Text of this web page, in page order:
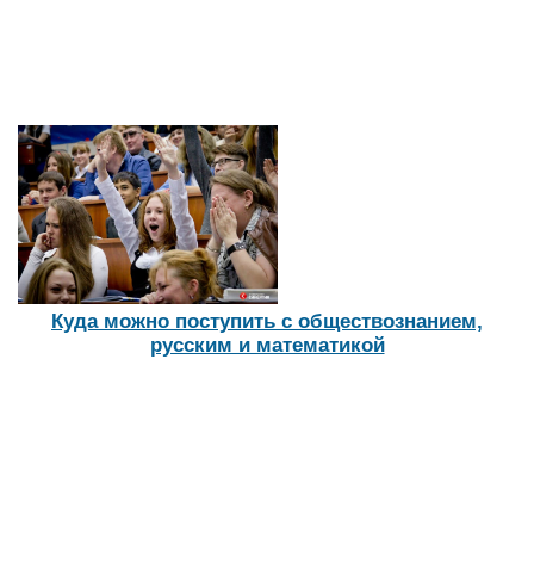
Куда можно поступить с обществознанием,
русским и математикой